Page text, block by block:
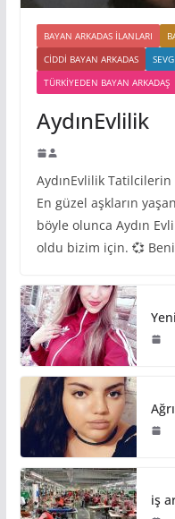
BAYAN ARKADAS ILANLARI
CIDDI BAYAN ARKADAS
TÜRKIYEDEN BAYAN ARKADAŞ
AydınEvlilik
AydınEvlilik
En güzel aşkların
böyle olunca Aydın
oldu bizim için. 💞
iş